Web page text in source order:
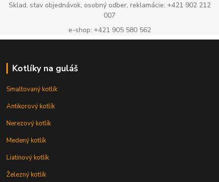
Sklad, stav objednávok, osobný odber, reklamácie: +421 902 212
007
e-shop: +421 905 580 562
Kotlíky na guláš
Smaltovaný kotlík
Antikorový kotlík
Nerezový kotlík
Medený kotlík
Liatinový kotlík
Železný kotlík